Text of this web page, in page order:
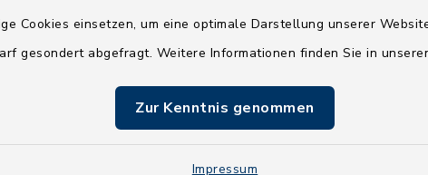
Cookies einsetzen, um eine optimale Darstellung unserer
gesondert abgefragt. Weitere Informationen finden Sie in
Zur Kenntnis genommen
Impressum